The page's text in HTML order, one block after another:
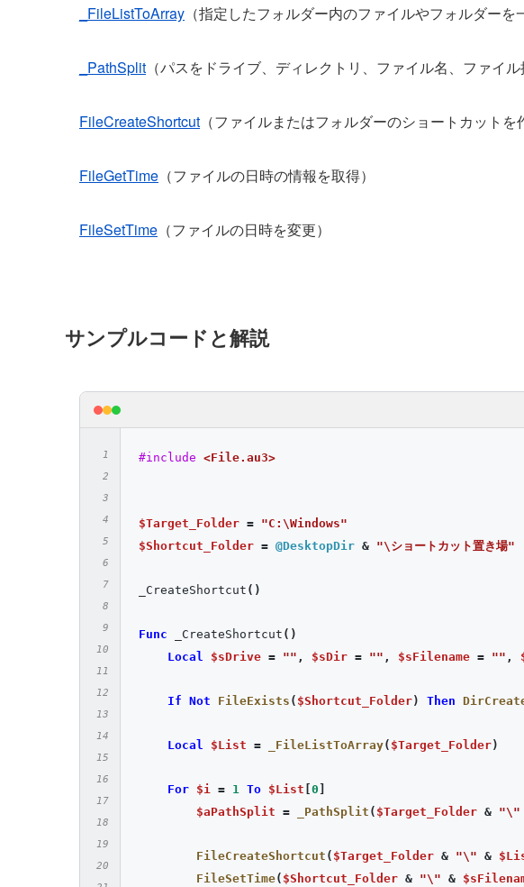
_FileListToArray （指定したフォルダー内のファイルやフォルダーを
_PathSplit （パスをドライブ、ディレクトリ、ファイル名、ファイル
FileCreateShortcut （ファイルまたはフォルダーのショートカットを
FileGetTime （ファイルの日時の情報を取得）
FileSetTime （ファイルの日時を変更）
サンプルコードと解説
#include <File.au3>
$Target_Folder = "C:\Windows"
$Shortcut_Folder = @DesktopDir & "\ショートカット置き場"
_CreateShortcut ()
Func _CreateShortcut ()
Local
$sDrive = "" , $sDir = "" , $sFilename = "" ,
If Not FileExists ( $Shortcut_Folder) Then
Local $List = _FileListToArray( $Target_Folder)
For $i = 1 To $List 0
$aPathSplit = _PathSplit ( $Target_Folder & "\"
FileCreateShortcut ( $Target_Folder & "\" &
FileSetTime( $Shortcut_Folder & "\" &